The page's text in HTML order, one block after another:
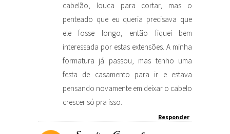
cabelão, louca para cortar, mas o
penteado que eu queria precisava que
ele fosse longo, então fiquei bem
interessada por estas extensões. A minha
formatura já passou, mas tenho uma
festa de casamento para ir e estava
pensando novamente em deixar o cabelo
crescer só pra isso.
Responder